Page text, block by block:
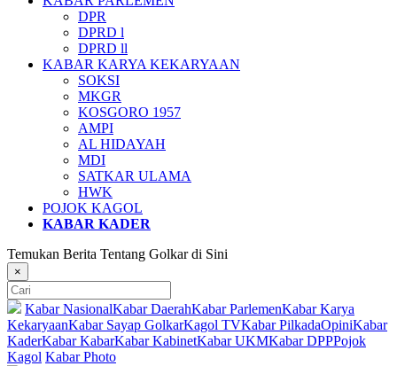
DPR
DPRD l
DPRD ll
KABAR KARYA KEKARYAAN
SOKSI
MKGR
KOSGORO 1957
AMPI
AL HIDAYAH
MDI
SATKAR ULAMA
HWK
POJOK KAGOL
KABAR KADER
Temukan Berita Tentang Golkar di Sini
×
Kabar NasionalKabar DaerahKabar ParlemenKabar Karya
KekaryaanKabar Sayap GolkarKagol TVKabar PilkadaOpiniKabar
KaderKabar KabarKabar KabinetKabar UKMKabar DPPPojok
Kagol Kabar Photo